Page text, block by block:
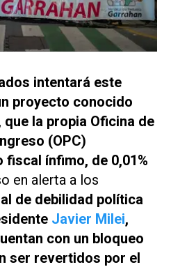
intentará este
proyecto conocido
que la propia Oficina de
(OPC)
ínfimo, de 0,01%
en alerta a los
de debilidad política
Javier Milei,
con un bloqueo
ser revertidos por el